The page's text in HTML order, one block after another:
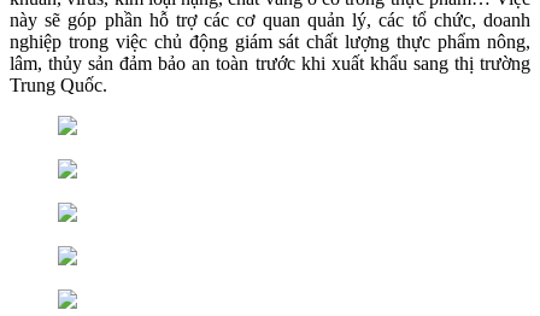
này sẽ góp phần hỗ trợ các cơ quan quản lý, các tổ chức, doanh
nghiệp trong việc chủ động giám sát chất lượng thực phẩm nông,
lâm, thủy sản đảm bảo an toàn trước khi xuất khẩu sang thị trường
Trung Quốc.